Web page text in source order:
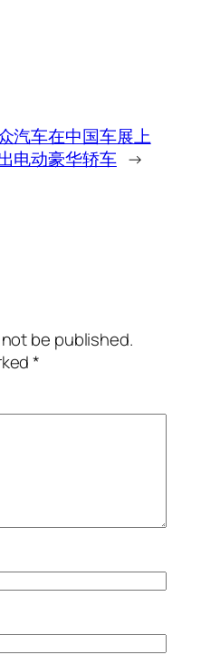
汽车在中国车展上
电动豪华轿车 →
be published.
*